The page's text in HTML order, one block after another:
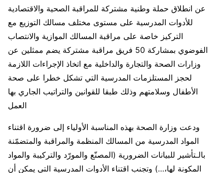
عن انطلاق حملة وطنية مشتركة للمراقبة الصحية والاقتصادية
للأدوات المدرسية على مستوى مختلف مسالك التوزيع مع
التركيز خاصة على مراقبة المسالك الموازية والانتصاب
الفوضوي بمشاركة 50 فريق مراقبة مشتركة يضم ممثلين عن
وزارات الصحة والتجارة والداخلية مع اتخاذ الإجراءات اللازمة
لحجز المستلزمات المدرسية التي تشكل خطرا على صحة
الأطفال وسلامتهم وذلك طبقا للقوانين والتراتيب الجاري بها
العمل
ودعت وزارة الصحة بهذه المناسبة الأولياء إلى ضرورة اقتناء
المواد المدرسية من المسالك المنظمة والمراقبة والمتضمّنة
بالـتأشير للبيانات الضرورية (المصنّع والمورّد والتركيبة والمواد
المكونة لها،…) وتجنب اقتناء الأدوات المدرسية التي يمكن أن